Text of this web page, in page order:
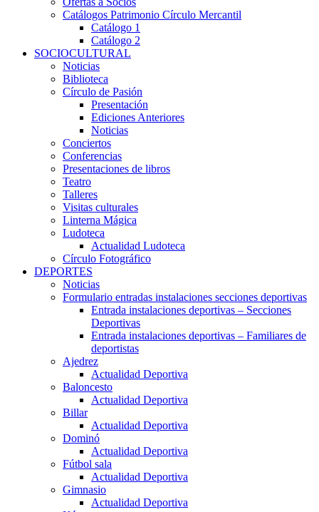
Catálogos Patrimonio Círculo Mercantil
Catálogo 1
Catálogo 2
SOCIOCULTURAL
Noticias
Biblioteca
Círculo de Pasión
Presentación
Ediciones Anteriores
Noticias
Conciertos
Conferencias
Presentaciones de libros
Teatro
Talleres
Visitas culturales
Linterna Mágica
Ludoteca
Actualidad Ludoteca
Círculo Fotográfico
DEPORTES
Noticias
Formulario entradas instalaciones secciones deportivas
Entrada instalaciones deportivas – Secciones
Deportivas
Entrada instalaciones deportivas – Familiares de
deportistas
Ajedrez
Actualidad Deportiva
Baloncesto
Actualidad Deportiva
Billar
Actualidad Deportiva
Dominó
Actualidad Deportiva
Fútbol sala
Actualidad Deportiva
Gimnasio
Actualidad Deportiva